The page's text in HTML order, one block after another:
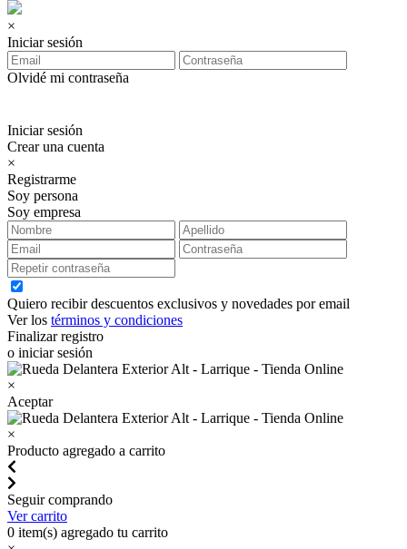
×
Iniciar sesión
Olvidé mi contraseña
Iniciar sesión
Crear una cuenta
×
Registrarme
Soy persona
Soy empresa
Quiero recibir descuentos exclusivos y novedades por email
Ver los términos y condiciones
Finalizar registro
o iniciar sesión
×
Aceptar
×
Producto agregado a carrito
Seguir comprando
Ver carrito
0 item(s) agregado tu carrito